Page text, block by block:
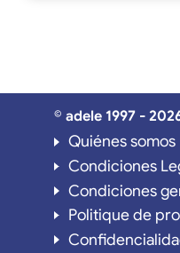
© adele 1997 -
Quiénes somos
Condiciones
Condiciones
Politique de